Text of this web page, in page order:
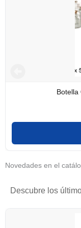
Botella
Novedades en el
Descubre los